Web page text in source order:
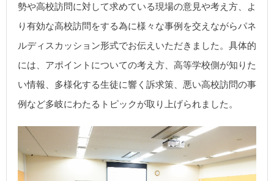
勢や高校訪問に対して求めている現場の意見や考え方、よ
り有効な高校訪問をする為に様々な事例を交えながらパネ
ルディスカッション形式でお伝えいただきました。具体的
には、アポイントについての考え方、高等学校側が知りた
い情報、多様化する生徒に響く訴求策、悪い高校訪問の事
例など多岐にわたるトピックが取り上げられました。